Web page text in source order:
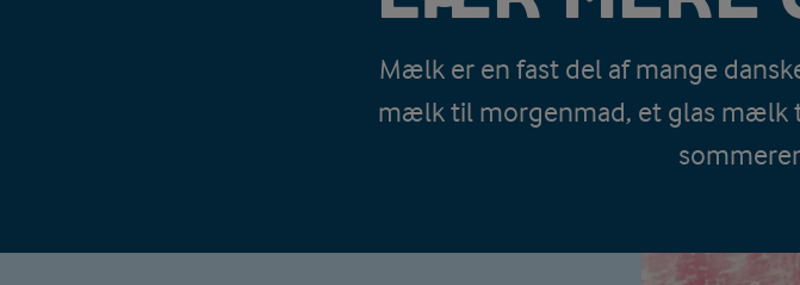
Mælk er en fast del af mange
mælk til morgenmad, et glas mælk